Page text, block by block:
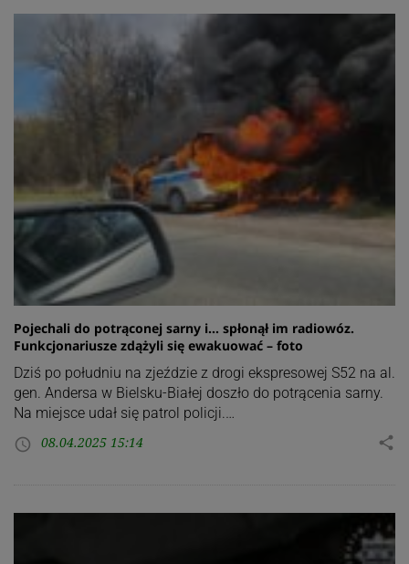
Pojechali do potrąconej sarny i… spłonął im radiowóz.
Funkcjonariusze zdążyli się ewakuować – foto
Dziś po południu na zjeździe z drogi ekspresowej S52 na al.
gen. Andersa w Bielsku-Białej doszło do potrącenia sarny.
Na miejsce udał się patrol policji.…
access_time 08.04.2025 15:14 share